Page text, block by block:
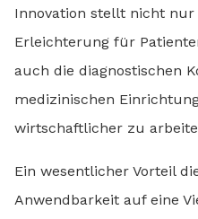
Innovation stellt nicht nur
Erleichterung für
auch die diagnostischen
medizinischen
wirtschaftlicher zu
Ein wesentlicher Vorteil
Anwendbarkeit auf eine